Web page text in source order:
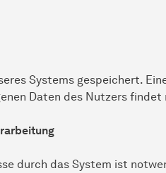
Systems gespeichert.
Daten des Nutzers
durch das System ist